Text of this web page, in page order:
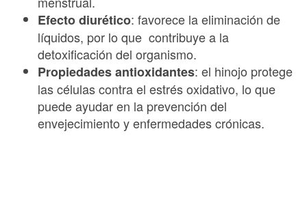
Efecto diurético: favorece la eliminación de
líquidos, por lo que contribuye a la
detoxificación del organismo.
Propiedades antioxidantes: el hinojo protege
las células contra el estrés oxidativo, lo que
puede ayudar en la prevención del
envejecimiento y enfermedades crónicas.